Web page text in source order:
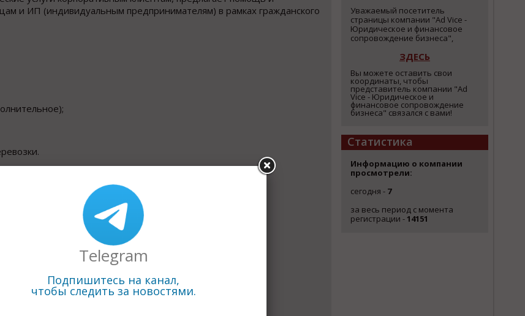
и ИП (индивидуальным предпринимателям) в рамках гражданского
Уважаемый посетитель
страницы компании "Ad Vice -
Юридическое и финансовое
сопровождение бизнеса",
ЗДЕСЬ
Вы можете оставить свои
координаты, чтобы
представитель компании "Ad
Vice - Юридическое и
финансовое сопровождение
бизнеса" связался с вами!
Статистика
Информацию о компании
просмотрели:
сегодня - 7
за весь период с момента
регистрации -14151
Telegram
Подпишитесь на канал,
чтобы следить за новостями.